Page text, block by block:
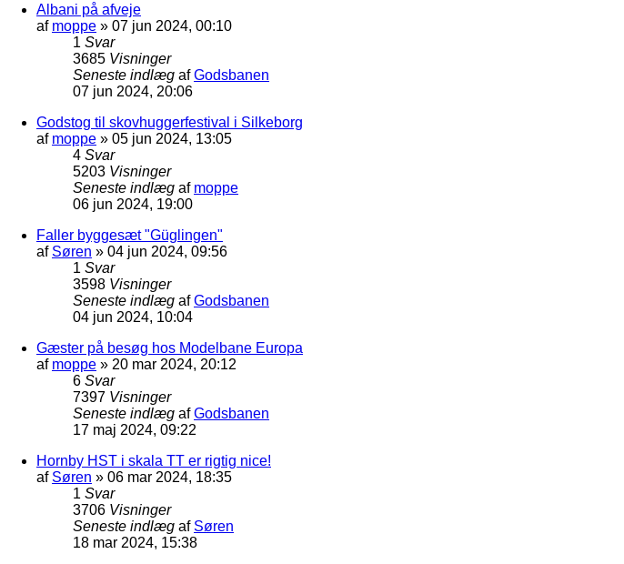
Albani på afveje
af moppe » 07 jun 2024, 00:10
1 Svar
3685 Visninger
Seneste indlæg afGodsbanen
07 jun 2024, 20:06
Godstog til skovhuggerfestival i Silkeborg
af moppe » 05 jun 2024, 13:05
4 Svar
5203 Visninger
Seneste indlæg af moppe
06 jun 2024, 19:00
Faller byggesæt "Güglingen"
af Søren » 04 jun 2024, 09:56
1 Svar
3598 Visninger
Seneste indlæg afGodsbanen
04 jun 2024, 10:04
Gæster på besøg hos Modelbane Europa
af moppe » 20 mar 2024, 20:12
6 Svar
7397 Visninger
Seneste indlæg afGodsbanen
17 maj 2024, 09:22
Hornby HST i skala TT er rigtig nice!
af Søren » 06 mar 2024, 18:35
1 Svar
3706 Visninger
Seneste indlæg af Søren
18 mar 2024, 15:38